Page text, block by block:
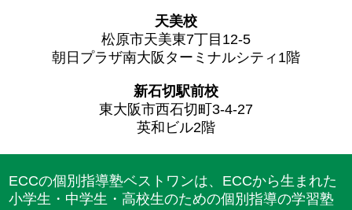
天美校
松原市天美東7丁目12-5
朝日プラザ南大阪ターミナルシティ1階
新石切駅前校
東大阪市西石切町3-4-27
英和ビル2階
ECCの個別指導塾ベストワンは、ECCから生まれた
小学生・中学生・高校生のための個別指導の学習塾